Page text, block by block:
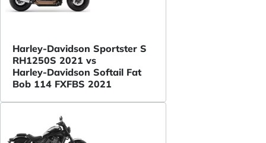
Harley-Davidson Sportster S
RH1250S 2021 vs
Harley-Davidson Softail Fat
Bob 114 FXFBS 2021